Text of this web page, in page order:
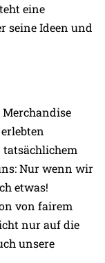
eine
seine Ideen und
Nur wenn wir
etwas!
von fairem
nur auf die
unsere